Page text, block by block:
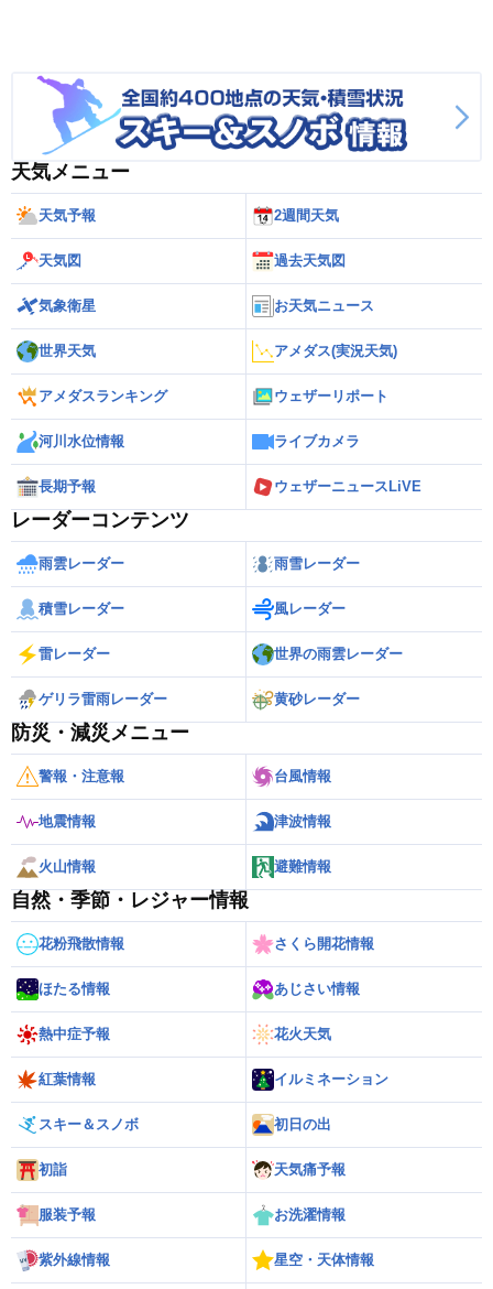
天気メニュー
天気予報 2週間天気
天気図 過去天気図
気象衛星 お天気ニュース
世界天気 アメダス(実況天気)
アメダスランキング ウェザーリポート
河川水位情報 ライブカメラ
長期予報 ウェザーニュースLiVE
レーダーコンテンツ
雨雲レーダー 雨雪レーダー
積雪レーダー 風レーダー
雷レーダー 世界の雨雲レーダー
ゲリラ雷雨レーダー 黄砂レーダー
防災・減災メニュー
警報・注意報 台風情報
地震情報 津波情報
火山情報 避難情報
自然・季節・レジャー情報
花粉飛散情報 さくら開花情報
ほたる情報 あじさい情報
熱中症予報 花火天気
紅葉情報 イルミネーション
スキー＆スノボ 初日の出
初詣 天気痛予報
服装予報 お洗濯情報
紫外線情報 星空・天体情報